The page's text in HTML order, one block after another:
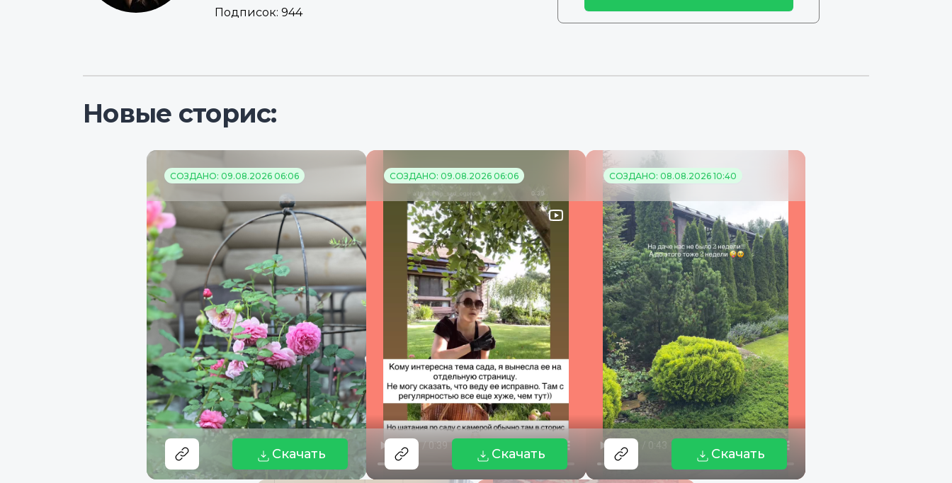
Подписок: 944
Новые сторис:
СОЗДАНО: 09.08.2026 06:06
Скачать
СОЗДАНО: 09.08.2026 06:06
Скачать
СОЗДАНО: 08.08.2026 10:40
Скачать